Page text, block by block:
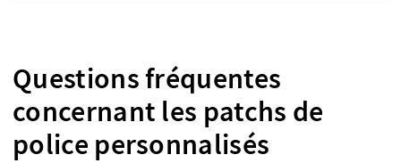
Questions fréquentes
concernant les patchs de
police personnalisés